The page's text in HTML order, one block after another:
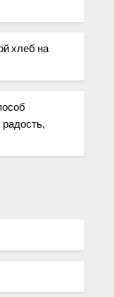
хлеб на
радость,